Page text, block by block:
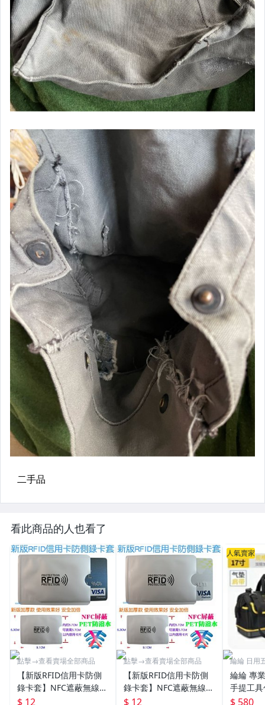
看此商品的人也看了
點擊→查看賣場全部商品
【新版RFID信用卡防側
錄卡套】NFC遮蔽無線訊
號防掃描消磁信用卡測防
$ 12
點擊→查看賣場全部商品
【新版RFID信用卡防側
錄卡套】NFC遮蔽無線訊
號防掃描消磁信用卡防盜
$ 12
人氣賣家
綸綸 日用
綸綸 專
手提工
功能维
$ 580